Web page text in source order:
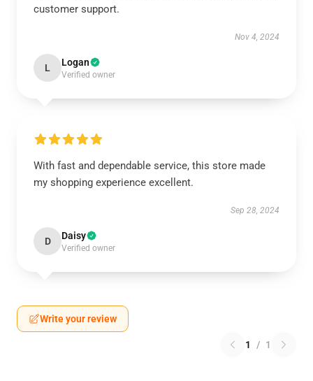
customer support.
Nov 4, 2024
L Logan
Verified owner
With fast and dependable service, this store made
my shopping experience excellent.
Sep 28, 2024
D Daisy
Verified owner
Write your review
1 / 1